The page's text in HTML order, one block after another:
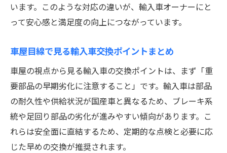
います。このような対応の違いが、輸入車オーナーにと
って安心感と満足度の向上につながっています。
車屋目線で見る輸入車交換ポイントまとめ
車屋の視点から見る輸入車の交換ポイントは、まず「重
要部品の早期劣化に注意すること」です。輸入車は部品
の耐久性や供給状況が国産車と異なるため、ブレーキ系
統や足回り部品の劣化が進みやすい傾向があります。こ
れらは安全面に直結するため、定期的な点検と必要に応
じた早めの交換が推奨されます。